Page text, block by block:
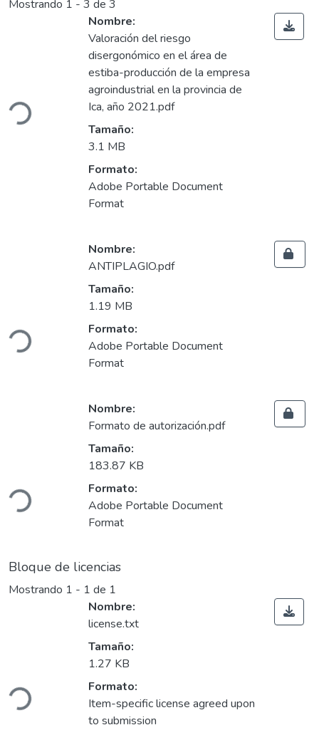
Mostrando 1 - 3 de 3
Cargando...
Nombre:
Valoración del riesgo
disergonómico en el área de
estiba-producción de la empresa
agroindustrial en la provincia de
Ica, año 2021.pdf
Tamaño:
3.1 MB
Formato:
Adobe Portable Document
Format
Cargando...
Nombre:
ANTIPLAGIO.pdf
Tamaño:
1.19 MB
Formato:
Adobe Portable Document
Format
Cargando...
Nombre:
Formato de autorización.pdf
Tamaño:
183.87 KB
Formato:
Adobe Portable Document
Format
Bloque de licencias
Mostrando 1 - 1 de 1
Cargando...
Nombre:
license.txt
Tamaño:
1.27 KB
Formato:
Item-specific license agreed upon
to submission